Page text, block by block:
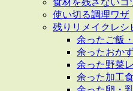
食材を残さないコ
使い切る調理ワザ
残りリメイクレシ
余ったご飯
余ったおか
余った野菜
余った加工